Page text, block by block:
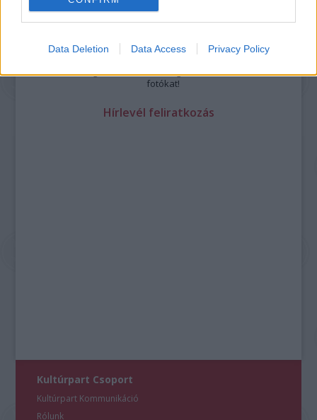
Data Deletion Data Access Privacy Policy
A forradalom egy holland fotós szemével
Meztelen fővárosiak
Készülőben a nagy meztelen album
Nézd meg a 48-as szabadságharc hőseiről készült
fotókat!
Hírlevél feliratkozás
Kultúrpart Csoport
Kultúrpart Kommunikáció
Rólunk